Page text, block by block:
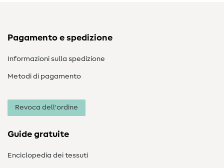
Pagamento e spedizione
Informazioni sulla spedizione
Metodi di pagamento
Revoca dell'ordine
Guide gratuite
Enciclopedia dei tessuti